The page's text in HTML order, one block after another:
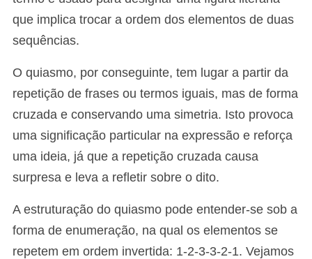
que implica trocar a ordem dos elementos de duas
sequências.
O quiasmo, por conseguinte, tem lugar a partir da
repetição de frases ou termos iguais, mas de forma
cruzada e conservando uma simetria. Isto provoca
uma significação particular na expressão e reforça
uma ideia, já que a repetição cruzada causa
surpresa e leva a refletir sobre o dito.
A estruturação do quiasmo pode entender-se sob a
forma de enumeração, na qual os elementos se
repetem em ordem invertida: 1-2-3-3-2-1. Vejamos